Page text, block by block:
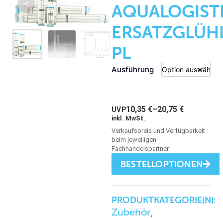
PL
Ausführung
10,35 €–20,75 €
inkl. MwSt.
BESTELLOPTIONEN
PRODUKTKATEGORIE(N):
Zubehör,